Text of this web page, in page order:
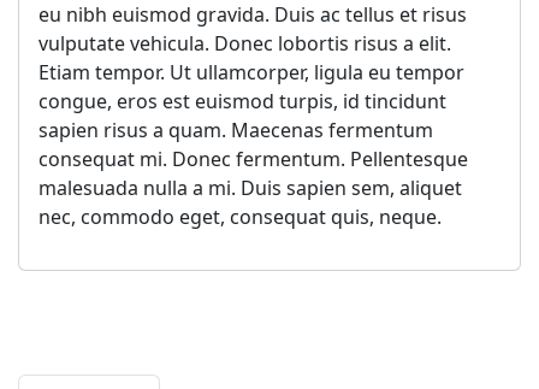
eu nibh euismod gravida. Duis ac tellus et risus
vulputate vehicula. Donec lobortis risus a elit.
Etiam tempor. Ut ullamcorper, ligula eu tempor
congue, eros est euismod turpis, id tincidunt
sapien risus a quam. Maecenas fermentum
consequat mi. Donec fermentum. Pellentesque
malesuada nulla a mi. Duis sapien sem, aliquet
nec, commodo eget, consequat quis, neque.